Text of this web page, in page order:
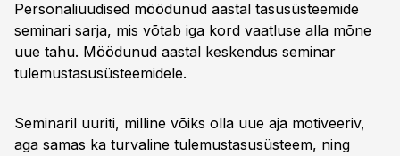
Personaliuudised möödunud aastal tasusüsteemide
seminari sarja, mis võtab iga kord vaatluse alla mõne
uue tahu. Möödunud aastal keskendus seminar
tulemustasusüsteemidele.
Seminaril uuriti, milline võiks olla uue aja motiveeriv,
aga samas ka turvaline tulemustasusüsteem, ning